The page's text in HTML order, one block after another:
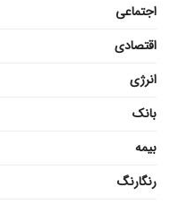
اجتماعی
اقتصادی
انرژی
بانک
بیمه
رنگارنگ